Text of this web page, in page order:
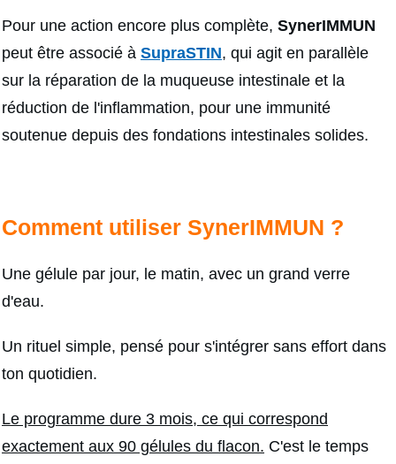
Pour une action encore plus complète, SynerIMMUN
peut être associé à SupraSTIN, qui agit en parallèle
sur la réparation de la muqueuse intestinale et la
réduction de l'inflammation, pour une immunité
soutenue depuis des fondations intestinales solides.
Comment utiliser SynerIMMUN ?
Une gélule par jour, le matin, avec un grand verre
d'eau.
Un rituel simple, pensé pour s'intégrer sans effort dans
ton quotidien.
Le programme dure 3 mois, ce qui correspond
exactement aux 90 gélules du flacon. C'est le temps